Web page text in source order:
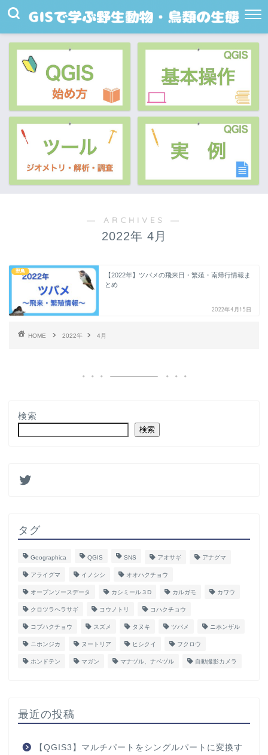
― ARCHIVES ―
2022年 4月
野鳥
【2022年】ツバメの飛来日・繁殖・南帰行情報ま
とめ
2022年4月15日
HOME 2022年 4月
検索
検索
タグ
Geographica QGIS SNS アオサギ アナグマ
アライグマ イノシシ オオハクチョウ
オープンソースデータ カシミール３D カルガモ カワウ
クロツラヘラサギ コウノトリ コハクチョウ
コブハクチョウ スズメ タヌキ ツバメ ニホンザル
ニホンジカ ヌートリア ヒシクイ フクロウ
ホンドテン マガン マナヅル、ナベヅル 自動撮影カメラ
最近の投稿
【QGIS3】マルチパートをシングルパートに変換す